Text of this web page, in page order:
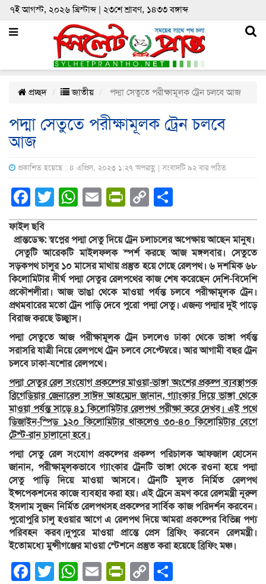
৭ই আগস্ট, ২০২৬ খ্রিস্টাব্দ | ২৩শে শ্রাবণ, ১৪৩৩ বঙ্গাব্দ
প্রচ্ছদ জাতীয় পদ্মা সেতুতে পরীক্ষামূলক ট্রেন চলবে আজ
পদ্মা সেতুতে পরীক্ষামূলক ট্রেন চলবে
আজ
প্রকাশিত হয়েছে : ৪ এপ্রিল, ২০২৩ ১:২৭ অপরাহ্ণ | সংবাদটি ৯২ বার পঠিত
Facebook
Twitter
WhatsApp
EmailPrintFriendly
Copy
Link
ফাইল ছবি
প্রান্তডেস্ক: স্বপ্নের পদ্মা সেতু দিয়ে ট্রেন চলাচলের অপেক্ষায় আছেন মানুষ।
সেতুটি আরেকটি মাইলফলক স্পর্শ করছে আজ মঙ্গলবার। সেতুতে
সড়কপথ চালুর ১০ মাসের মাথায় প্রস্তুত হয়ে গেছে রেলপথ। ৬ দশমিক ৬৮
কিলোমিটার দীর্ঘ পদ্মা সেতুর রেলপথের কাজ শেষ করেছেন দেশি-বিদেশি
প্রকৌশলীরা। আজ ভাঙা থেকে মাওয়া পর্যন্ত চলবে পরীক্ষামূলক ট্রেন।
প্রথমবারের মতো ট্রেন পাড়ি দেবে পুরো পদ্মা সেতু। এজন্য পদ্মার দুই পাড়ে
বিরাজ করছে উচ্ছ্বাস।
পদ্মা সেতুতে আজ পরীক্ষামূলক ট্রেন চললেও ঢাকা থেকে ভাঙ্গা পর্যন্ত
সরাসরি যাত্রী নিয়ে রেলপথে ট্রেন চলবে সেপ্টেম্বরে। আর আগামী বছর ট্রেন
চলবে ঢাকা-যশোর রেলপথে।
পদ্মা সেতুর রেল সংযোগ প্রকল্পের মাওয়া-ভাঙ্গা অংশের প্রকল্প ব্যবস্থাপক
ব্রিগেডিয়ার জেনারেল সাঈদ আহম্মেদ জানান, গ্যাংকার দিয়ে ভাঙ্গা থেকে
মাওয়া পর্যন্ত সাড়ে ৪১ কিলোমিটার রেলপথ পরীক্ষা করে দেখব। এই পথে
ডিজাইন-স্পিড ১২০ কিলোমিটার থাকলেও ৩০-৪০ কিলোমিটার বেগে
টেস্ট-রান চালানো হবে।
পদ্মা সেতু রেল সংযোগ প্রকল্পের প্রকল্প পরিচালক আফজাল হোসেন
জানান, পরীক্ষামূলকভাবে গ্যাংকার ট্রেনটি ভাঙ্গা থেকে রওনা হয়ে পদ্মা
সেতু পাড়ি দিয়ে মাওয়া আসবে। ট্রেনটি মূলত নির্মিত রেলপথ
ইন্সপেকশনের কাজে ব্যবহার করা হয়। এই ট্রেনে ভ্রমণ করে রেলমন্ত্রী নূরুল
ইসলাম সুজন নির্মিত রেলপথসহ প্রকল্পের সার্বিক কাজ পরিদর্শন করবেন।
পুরোপুরি চালু হওয়ার আগে এ রেলপথ দিয়ে আমরা প্রকল্পের বিভিন্ন পণ্য
পরিবহন করব।দুপুরে মাওয়া প্রান্তে প্রেস ব্রিফিং করবেন রেলমন্ত্রী।
ইতোমধ্যে মুন্সীগঞ্জের মাওয়া স্টেশনে প্রস্তুত করা হয়েছে ব্রিফিং মঞ্চ।
Facebook
Twitter
WhatsApp
EmailPrintFriendly
Copy